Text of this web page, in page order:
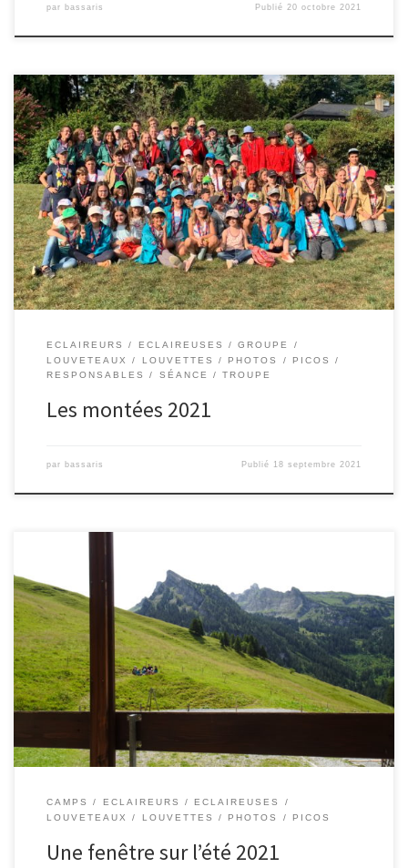
par bassaris Publié 20 octobre 2021
ECLAIREURS ECLAIREUSES
GROUPE
LOUVETEAUX
LOUVETTES PHOTOS
PICOS
RESPONSABLES
SÉANCE TROUPE
Les montées 2021
par bassaris Publié 18 septembre 2021
CAMPS ECLAIREURS
ECLAIREUSES
LOUVETEAUX
LOUVETTES PHOTOS PICOS
Une fenêtre sur l’été 2021